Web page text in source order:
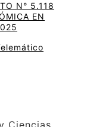
N° 5.118
EN